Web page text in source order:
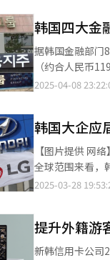
韩联社】
市场同步承压。
下历史新高。但
市场呈现“量增价跌”的典型疲软格局。 业内
发生根本性变
赖人流红利而走红的‘网红商
的吸引力正面临重新评估。 尽管首尔市已将商住综合体的强制商铺
的结构性问题
为‘体验空间’
期。” 新
韩国四大金
据韩国金融部门
（约合人民币1198亿元）的紧急金融援
中，营业网点即
保证书，或享受
率“共赢贷款”。 新韩金融集团近日公布了约10万亿韩元的金融援助方案。其中，6.4万亿韩元将用于中小企业利率
优惠项目，3万
款，另有6000亿韩元用于扶持出口企业
款”基础上，新
组”会议，宣布
2025-04-08
韩国大企应
【图片提供 网络】 韩国大型企业应届毕业生平均年薪在韩国属于超高水准，那么在全球是否也处于较高水平
全球范围来看，韩
协会发布的《韩
5.7568万美元，
分点，显示出较强的薪酬竞争力。 韩国头部企业的薪
2025-03-28
提升外籍游
新韩信用卡公司